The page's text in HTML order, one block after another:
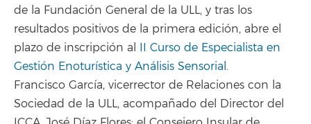
de la Fundación General de la ULL, y tras los
resultados positivos de la primera edición, abre el
plazo de inscripción al II Curso de Especialista en
Gestión Enoturística y Análisis Sensorial.
Francisco García, vicerrector de Relaciones con la
Sociedad de la ULL, acompañado del Director del